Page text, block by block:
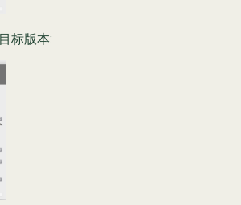
标版本: